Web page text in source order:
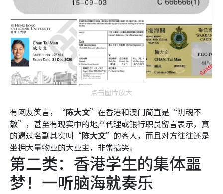
点击图片放大
有网友笑言，“陈大文”在香港和澳门简直是“阴魂不
散”，甚至有现实中的地产代理或银行职员留言表示，真
的遇过名副其实叫“陈大文”的客人，而且对方往往还是
坐拥大量物业的大业主，非常搞笑。
第二类：香港学生的集体噩
梦！一听脑海就奏乐